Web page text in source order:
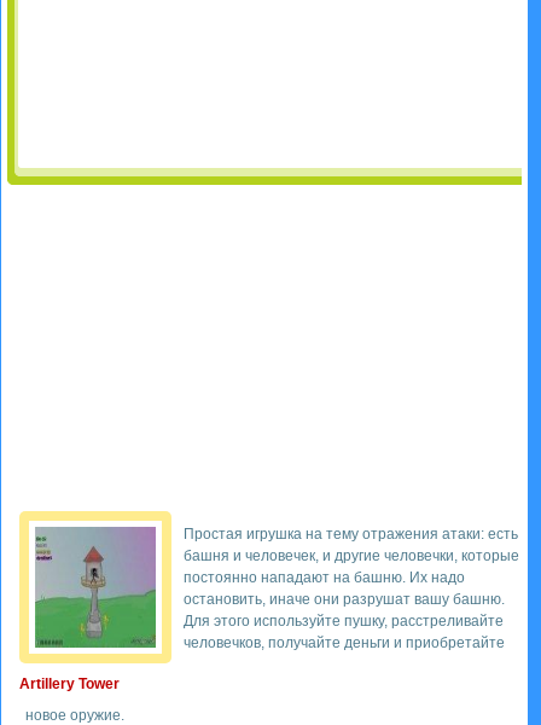
Artillery Tower
Простая игрушка на тему отражения атаки: есть
башня и человечек, и другие человечки, которые
постоянно нападают на башню. Их надо
остановить, иначе они разрушат вашу башню.
Для этого используйте пушку, расстреливайте
человечков, получайте деньги и приобретайте
новое оружие.